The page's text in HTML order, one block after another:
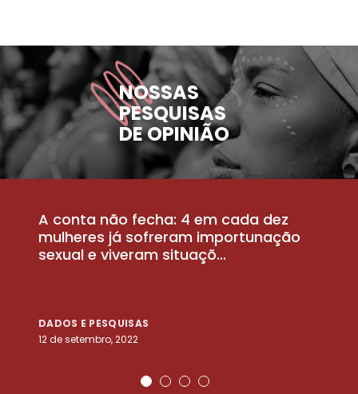
NOSSAS
PESQUISAS
DE OPINIÃO
A conta não fecha: 4 em cada dez
mulheres já sofreram importunação
sexual e viveram situaçõ...
DADOS E PESQUISAS
12 de setembro, 2022